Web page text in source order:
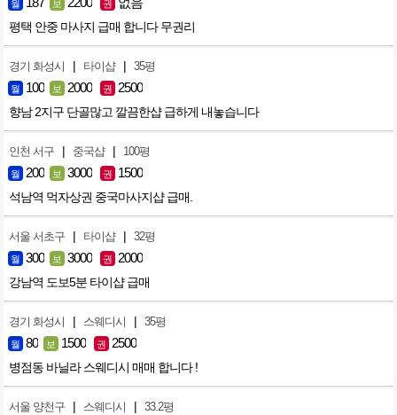
월 보 권
평택 안중 마사지 급매 합니다 무권리
경기 화성시 | 타이샵 | 35평
월 100 보 2000 권 2500
향남 2지구 단골많고 깔끔한샵 급하게 내놓습니다
인천 서구 | 중국샵 | 100평
월 200 보 3000 권 1500
석남역 먹자상권 중국마사지샵 급매.
서울 서초구 | 타이샵 | 32평
월 300 보 3000 권 2000
강남역 도보5분 타이샵 급매
경기 화성시 | 스웨디시 | 35평
월 80 보 1500 권 2500
병점동 바닐라 스웨디시 매매 합니다 !
서울 양천구 | 스웨디시 | 33.2평